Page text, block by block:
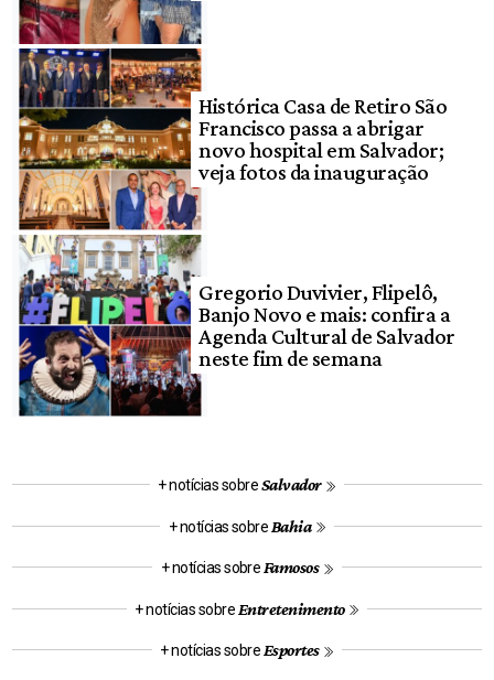
Histórica Casa de Retiro São
Francisco passa a abrigar
novo hospital em Salvador;
veja fotos da inauguração
Gregorio Duvivier, Flipelô,
Banjo Novo e mais: confira a
Agenda Cultural de Salvador
neste fim de semana
+ notícias sobreSalvador
+ notícias sobre Bahia
+ notícias sobreFamosos
+ notícias sobre Entretenimento
+ notícias sobreEsportes